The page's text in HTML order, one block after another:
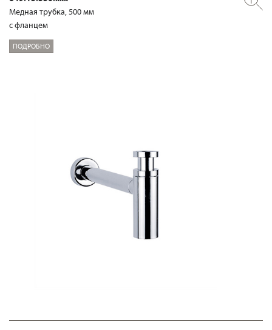
Медная трубка, 500 мм
с фланцем
ПОДРОБНО